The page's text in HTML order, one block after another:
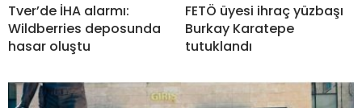
Tver’de İHA alarmı:
Wildberries deposunda
hasar oluştu
FETÖ üyesi ihraç yüzbaşı
Burkay Karatepe
tutuklandı